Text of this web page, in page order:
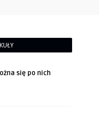
się po nich